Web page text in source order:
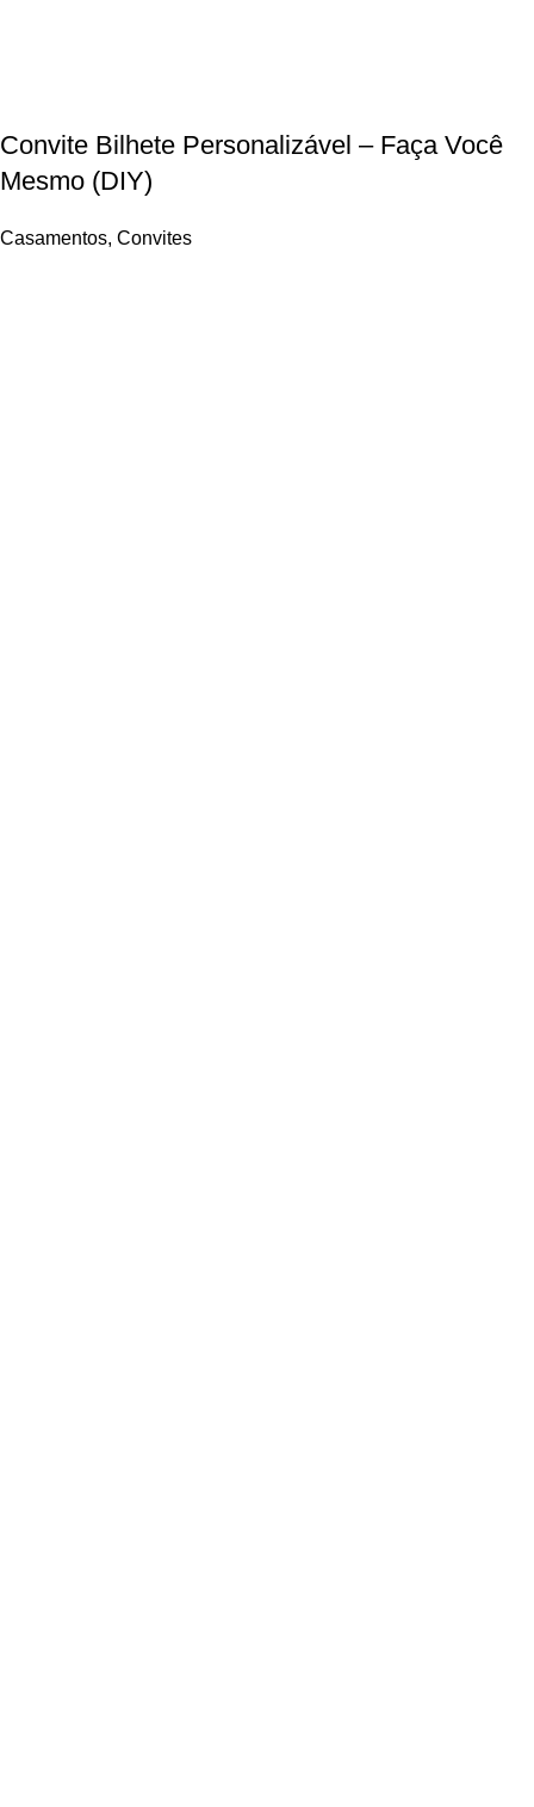
Convite Bilhete Personalizável – Faça Você
Mesmo (DIY)
Casamentos, Convites